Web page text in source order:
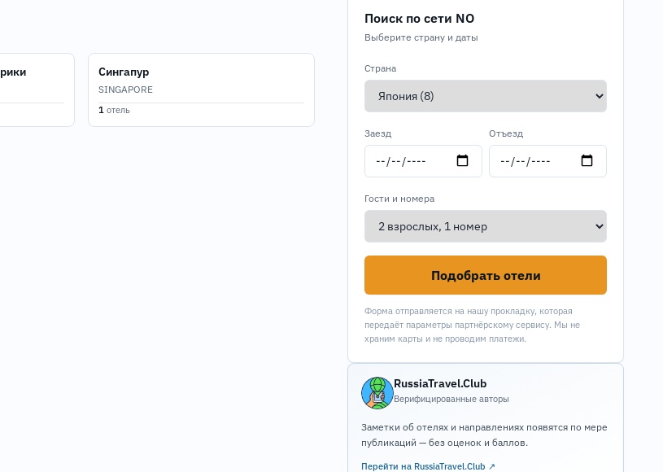
Сингапур
SINGAPORE
1 отель
Поиск по сети NO
Выберите страну и даты
Страна
Заезд Отъезд
Гости и номера
Подобрать отели
Форма отправляется на нашу прокладку, которая
передаёт параметры партнёрскому сервису. Мы не
храним карты и не проводим платежи.
RussiaTravel.Club
Верифицированные авторы
Заметки об отелях и направлениях появятся по мере
публикаций — без оценок и баллов.
Перейти на RussiaTravel.Club ↗